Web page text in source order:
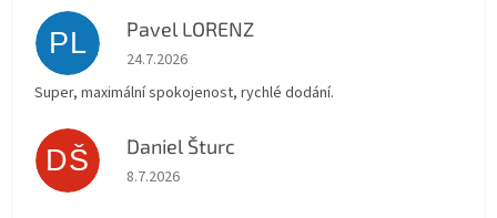
PL Pavel LORENZ
Hodnocení obchodu je 5 z 5 hvězdiček.
24.7.2026
Super, maximální spokojenost, rychlé dodání.
DŠ Daniel Šturc
Hodnocení obchodu je 5 z 5 hvězdiček.
8.7.2026